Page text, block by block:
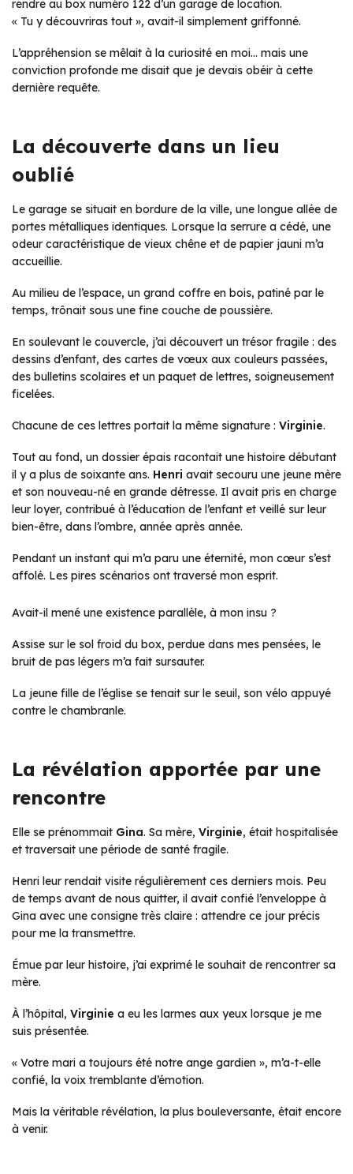
rendre au box numéro 122 d’un garage de location.
« Tu y découvriras tout », avait-il simplement griffonné.
L’appréhension se mêlait à la curiosité en moi… mais une
conviction profonde me disait que je devais obéir à cette
dernière requête.
La découverte dans un lieu
oublié
Le garage se situait en bordure de la ville, une longue allée de
portes métalliques identiques. Lorsque la serrure a cédé, une
odeur caractéristique de vieux chêne et de papier jauni m’a
accueillie.
Au milieu de l’espace, un grand coffre en bois, patiné par le
temps, trônait sous une fine couche de poussière.
En soulevant le couvercle, j’ai découvert un trésor fragile : des
dessins d’enfant, des cartes de vœux aux couleurs passées,
des bulletins scolaires et un paquet de lettres, soigneusement
ficelées.
Chacune de ces lettres portait la même signature : Virginie.
Tout au fond, un dossier épais racontait une histoire débutant
il y a plus de soixante ans. Henri avait secouru une jeune mère
et son nouveau-né en grande détresse. Il avait pris en charge
leur loyer, contribué à l’éducation de l’enfant et veillé sur leur
bien-être, dans l’ombre, année après année.
Pendant un instant qui m’a paru une éternité, mon cœur s’est
affolé. Les pires scénarios ont traversé mon esprit.
Avait-il mené une existence parallèle, à mon insu ?
Assise sur le sol froid du box, perdue dans mes pensées, le
bruit de pas légers m’a fait sursauter.
La jeune fille de l’église se tenait sur le seuil, son vélo appuyé
contre le chambranle.
La révélation apportée par une
rencontre
Elle se prénommait Gina. Sa mère, Virginie, était hospitalisée
et traversait une période de santé fragile.
Henri leur rendait visite régulièrement ces derniers mois. Peu
de temps avant de nous quitter, il avait confié l’enveloppe à
Gina avec une consigne très claire : attendre ce jour précis
pour me la transmettre.
Émue par leur histoire, j’ai exprimé le souhait de rencontrer sa
mère.
À l’hôpital, Virginie a eu les larmes aux yeux lorsque je me
suis présentée.
« Votre mari a toujours été notre ange gardien », m’a-t-elle
confié, la voix tremblante d’émotion.
Mais la véritable révélation, la plus bouleversante, était encore
à venir.